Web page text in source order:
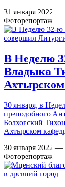
31 января 2022 —
Фоторепортаж
В Неделю
Владыка
Ахтырском
30 января, в
преподобного
Болховский
Ахтырском
30 января 2022 —
Фоторепортаж